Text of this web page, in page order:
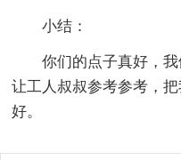
小结：
你们的点子真好，
让工人叔叔参考参考，
好。